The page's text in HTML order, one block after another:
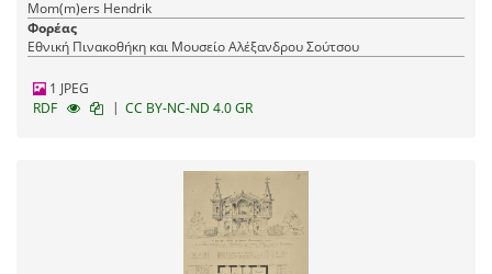
Mom(m)ers Hendrik
Φορέας
Εθνική Πινακοθήκη και Μουσείο Αλέξανδρου Σούτσου
1 JPEG
RDF
| CC BY-NC-ND 4.0 GR